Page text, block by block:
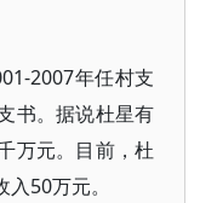
2007年任村支
书。据说杜星有
万元。目前，杜
50万元。